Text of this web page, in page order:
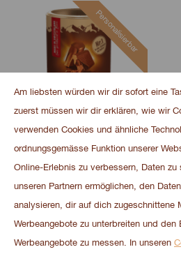
Personalisierbar
Caotina Original 500 g
Am liebsten würden wir dir sofort eine
zuerst müssen wir dir erklären, wie wir
verwenden Cookies und ähnliche
ordnungsgemässe Funktion unserer
Online-Erlebnis zu verbessern, Daten
unseren Partnern ermöglichen, den
analysieren, dir auf dich zugeschnittene
Werbeangebote zu unterbreiten und den
Werbeangebote zu messen. In unseren